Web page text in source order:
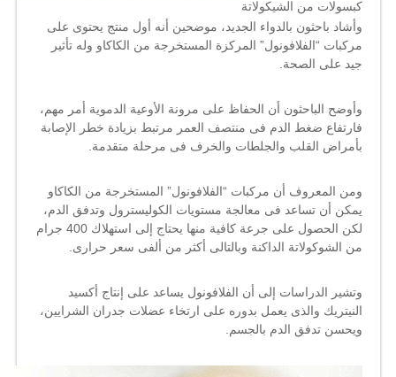
كبسولات من الشيكولاتة
وأشاد باحثون بالدواء الجديد، موضحين أنه أول منتج يحتوى على
مركبات “الفلافونول” المركزة المستخرجة من الكاكاو وله تأثير
جيد على الصحة.
وأوضح الباحثون أن الحفاظ على مرونة الأوعية الدموية أمر مهم،
فارتفاع ضغط الدم فى منتصف العمر مرتبط بزيادة خطر الإصابة
بأمراض القلب والجلطات والخرف فى مرحلة متقدمة.
ومن المعروف أن مركبات “الفلافونول” المستخرجة من الكاكاو
يمكن أن تساعد فى معالجة مستويات الكوليسترول وتدفق الدم،
لكن الحصول على جرعة كافية منها يحتاج إلى استهلاك 400 جرام
من الشوكولاتة الداكنة وبالتالى أكثر من ألفى سعر حرارى.
وتشير الدراسات إلى أن الفلافونول يساعد على إنتاج أكسيد
النيتريك والذى يعمل بدوره على ارتخاء عضلات جدران الشرايين،
ويحسن تدفق الدم بالجسم.